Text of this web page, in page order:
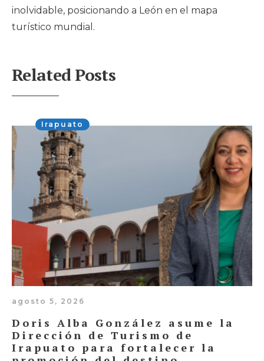
inolvidable, posicionando a León en el mapa
turístico mundial.
Related Posts
Irapuato
agosto 5, 2026
Doris Alba González asume la
Dirección de Turismo de
Irapuato para fortalecer la